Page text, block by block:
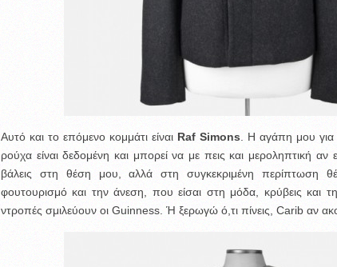
Αυτό και το επόμενο κομμάτι είναι Raf Simons . Η αγάπη μου
ρούχα είναι δεδομένη και μπορεί να με πεις και μεροληπτική αν
βάλεις στη θέση μου, αλλά στη συγκεκριμένη περίπτωση
φουτουρισμό και την άνεση, που είσαι στη μόδα, κρύβεις και
ντροπές σμιλεύουν οι Guinness. Ή ξερωγώ ό,τι πίνεις, Carib αν